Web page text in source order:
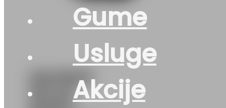
Gume
Usluge
Akcije
235/35R19
VELOX-